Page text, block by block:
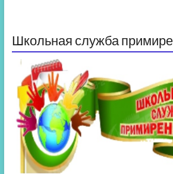
Школьная служба